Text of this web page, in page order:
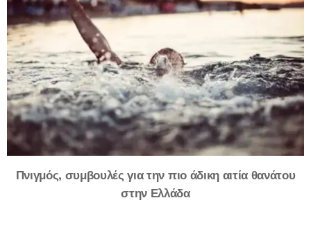
Πνιγμός, συμβουλές για την πιο άδικη αιτία θανάτου
στην Ελλάδα